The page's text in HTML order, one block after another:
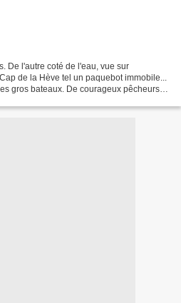
De l'autre coté de l'eau, vue sur
de la Hève tel un paquebot immobile...
gros bateaux. De courageux pêcheurs